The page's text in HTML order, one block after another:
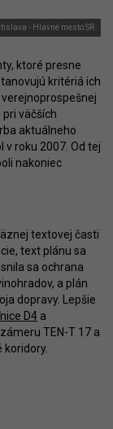
- Hlavné mesto SR
ktoré presne
kritériá ich
väčších
aktuálneho
v roku 2007. Od tej
nakoniec
textovej časti
text plánu sa
sa ochrana
a plán
dopravy. Lepšie
D4 a
TEN-T 17 a
koridory.